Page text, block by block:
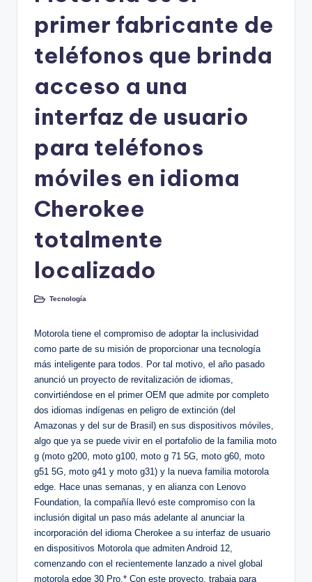
primer fabricante de
teléfonos que brinda
acceso a una
interfaz de usuario
para teléfonos
móviles en idioma
Cherokee
totalmente
localizado
Publicado
Tecnología
Motorola tiene el compromiso de adoptar la inclusividad
como parte de su misión de proporcionar una tecnología
más inteligente para todos. Por tal motivo, el año pasado
anunció un proyecto de revitalización de idiomas,
convirtiéndose en el primer OEM que admite por completo
dos idiomas indígenas en peligro de extinción (del
Amazonas y del sur de Brasil) en sus dispositivos móviles,
algo que ya se puede vivir en el portafolio de la familia moto
g (moto g200, moto g100, moto g 71 5G, moto g60, moto
g51 5G, moto g41 y moto g31) y la nueva familia motorola
edge. Hace unas semanas, y en alianza con Lenovo
Foundation, la compañía llevó este compromiso con la
inclusión digital un paso más adelante al anunciar la
incorporación del idioma Cherokee a su interfaz de usuario
en dispositivos Motorola que admiten Android 12,
comenzando con el recientemente lanzado a nivel global
motorola edge 30 Pro.* Con este proyecto, trabaja para